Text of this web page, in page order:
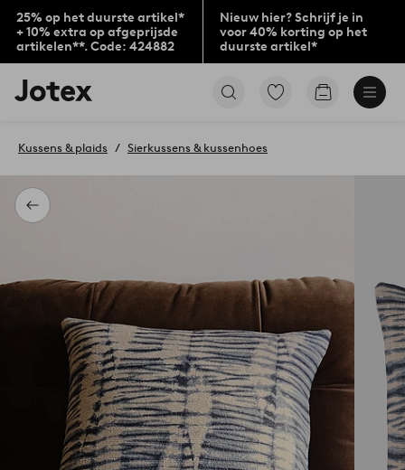
25% op het duurste artikel*
+ 10% extra op afgeprijsde
artikelen**. Code: 424882
Nieuw hier? Schrijf je in
voor 40% korting op het
duurste artikel*
Jotex
logo
to
home
page
Ga
Go
Terug
Kussens & plaids Sierkussens & kussenhoes